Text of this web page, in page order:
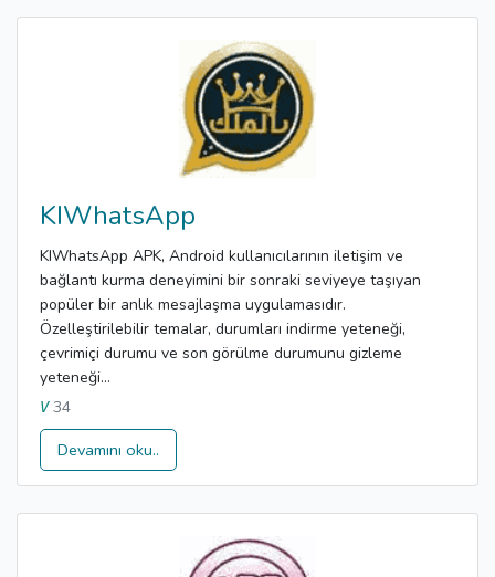
KIWhatsApp
KIWhatsApp APK, Android kullanıcılarının iletişim ve
bağlantı kurma deneyimini bir sonraki seviyeye taşıyan
popüler bir anlık mesajlaşma uygulamasıdır.
Özelleştirilebilir temalar, durumları indirme yeteneği,
çevrimiçi durumu ve son görülme durumunu gizleme
yeteneği...
V34
Devamını oku..